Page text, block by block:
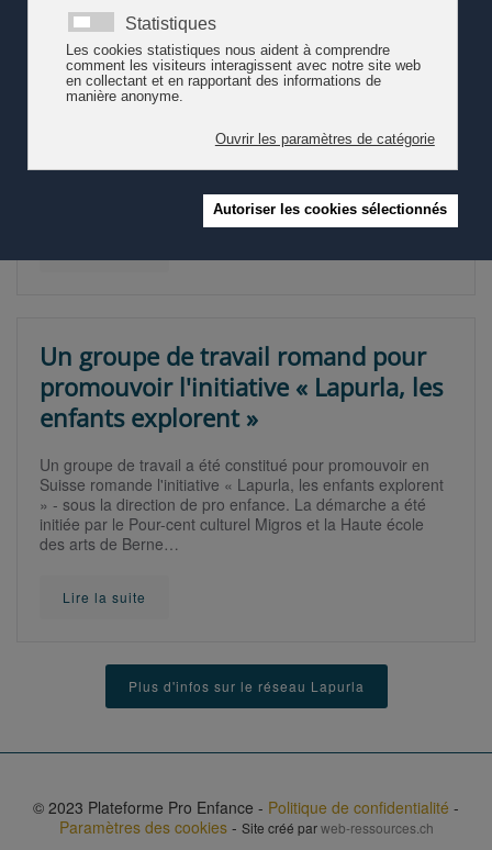
Éveil esthétique et participation
culturelle dès le plus jeune âge
culturelle dès le plus jeune âge » (Kraus, Ferretti, 2019)
interdisciplinaire les aspects et les éléments constitutifs de
Un groupe de travail romand pour
promouvoir l'initiative « Lapurla, les
enfants explorent »
Un groupe de travail a été constitué pour promouvoir en
Suisse romande l'initiative « Lapurla, les enfants explorent
» - sous la direction de pro enfance. La démarche a été
initiée par le Pour-cent culturel Migros et la Haute école
des arts de Berne…
Lire la suite
Plus d'infos sur le réseau Lapurla
© 2023 Plateforme Pro Enfance - Politique de confidentialité -
Paramètres des cookies- Site créé parweb-ressources.ch